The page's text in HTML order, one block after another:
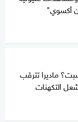
أكسوي"
ماديرا تترقب
التكهنات